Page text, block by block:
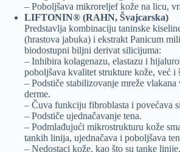
– Poboljšava mikroreljef kože na licu,
LIFTONIN® (RAHN, Švajcarska)
Predstavlja kombinaciju taninske
(hrastova jabuka) i ekstrakt Panicum
biodostupni biljni derivat silicijuma:
– Inhibira kolagenazu, elastazu i
poboljšava kvalitet strukture kože, već i
– Podstiče stabilizovanje mreže
derme.
– Čuva funkciju fibroblasta i povećava
– Podstiče ujednačavanje tena.
– Podmlađujući mikrostrukturu kože
tankih linija, ujednačava i poboljšava
– Nedostaci kože, kao što su tanke